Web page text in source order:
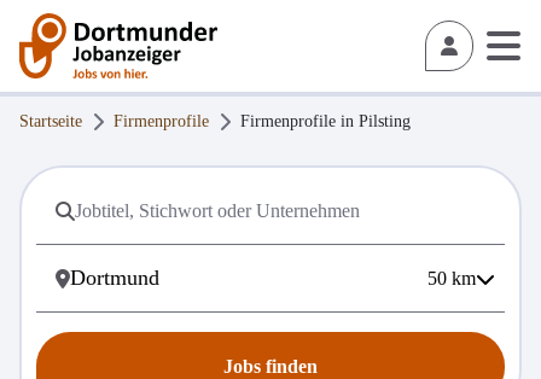
Startseite Firmenprofile Firmenprofile in Pilsting
50 km
Jobs finden